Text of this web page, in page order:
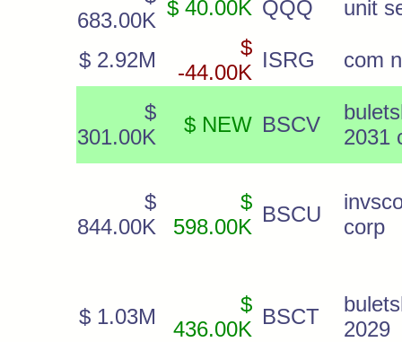
683.00K
$ 40.00K QQQ unit
$ 2.92M
$
-44.00K
ISRG com
$
301.00K
$ NEW BSCV
2031
$
844.00K
$
598.00K
BSCU
corp
$ 1.03M
$
436.00K
BSCT
2029